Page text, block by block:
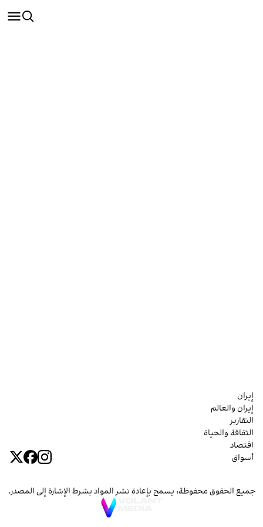
إيران
إيران والعالم
التقارير
الثقافة والحياة
اقتصاد
أسواق
جميع الحقوق محفوظة، يسمح بإعادة نشر المواد بشرط الإشارة إلى المصدر.